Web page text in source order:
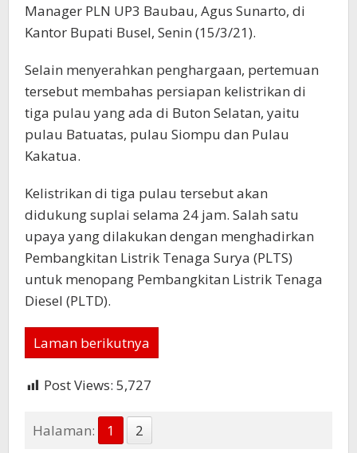
Manager PLN UP3 Baubau, Agus Sunarto, di
Kantor Bupati Busel, Senin (15/3/21).
Selain menyerahkan penghargaan, pertemuan
tersebut membahas persiapan kelistrikan di
tiga pulau yang ada di Buton Selatan, yaitu
pulau Batuatas, pulau Siompu dan Pulau
Kakatua.
Kelistrikan di tiga pulau tersebut akan
didukung suplai selama 24 jam. Salah satu
upaya yang dilakukan dengan menghadirkan
Pembangkitan Listrik Tenaga Surya (PLTS)
untuk menopang Pembangkitan Listrik Tenaga
Diesel (PLTD).
Laman berikutnya
Post Views: 5,727
Halaman: 1 2